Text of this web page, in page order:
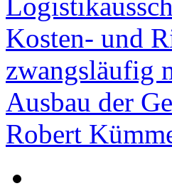
Kosten- und
zwangsläufig
Ausbau der
Robert